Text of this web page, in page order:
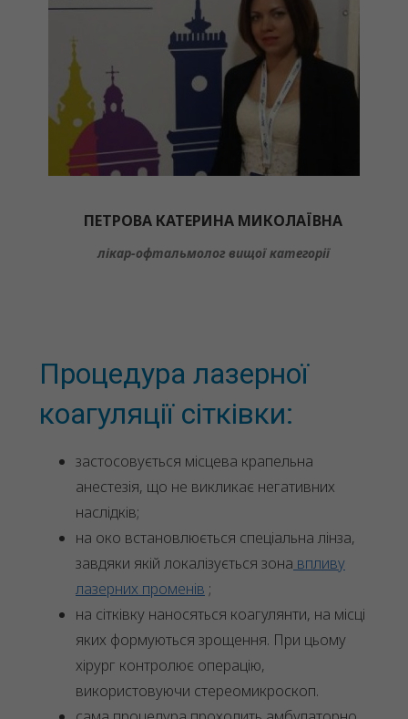
ПЕТРОВА КАТЕРИНА МИКОЛАЇВНА
лікар-офтальмолог вищої категорії
Процедура лазерної
коагуляції сітківки:
застосовується місцева крапельна
анестезія, що не викликає негативних
наслідків;
на око встановлюється спеціальна лінза,
завдяки якій локалізується зона впливу
лазерних променів ;
на сітківку наносяться коагулянти, на місці
яких формуються зрощення. При цьому
хірург контролює операцію,
використовуючи стереомикроскоп.